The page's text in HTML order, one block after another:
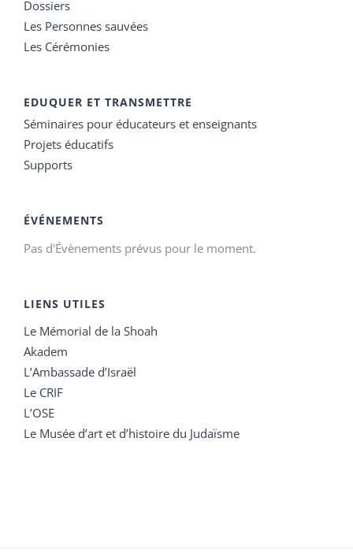
Dossiers
Les Personnes sauvées
Les Cérémonies
EDUQUER ET TRANSMETTRE
Séminaires pour éducateurs et enseignants
Projets éducatifs
Supports
ÉVÉNEMENTS
Pas d'Évènements prévus pour le moment.
LIENS UTILES
Le Mémorial de la Shoah
Akadem
L’Ambassade d’Israël
Le CRIF
L’OSE
Le Musée d’art et d’histoire du Judaïsme